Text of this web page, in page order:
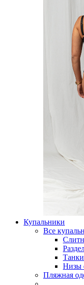
Купальники
Все
Низы
Пляжная